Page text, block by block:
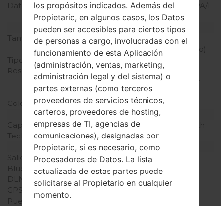
Datos
GSM/GPRS/EDGE/HSDPA/L
TE
Pantalla
Tamaño de la pantalla
4.5 pulgadas (~66.2%
relación pantalla-cuerpo)
Tipo de Pantalla
Resolución de Pantalla
480 x 854 píxeles (~218
densidad de píxeles por
pulgada)
Colores de pantalla
16M colores
Batería y Teclado
Capacidad de batería
Extraíble Li-Po 1900 mAh
Teclado físico
-
Interfaces
Salida de audio
3.5mm jack
Bluetooth
versión 4.1, A2DP, LE
DLNA
No
GPS
Puerto infrarrojo
los propósitos indicados. Además del
Propietario, en algunos casos, los Datos
pueden ser accesibles para ciertos tipos
de personas a cargo, involucradas con el
funcionamiento de esta Aplicación
(administración, ventas, marketing,
administración legal y del sistema) o
partes externas (como terceros
proveedores de servicios técnicos,
carteros, proveedores de hosting,
empresas de TI, agencias de
comunicaciones), designadas por
Propietario, si es necesario, como
Procesadores de Datos. La lista
actualizada de estas partes puede
solicitarse al Propietario en cualquier
momento.